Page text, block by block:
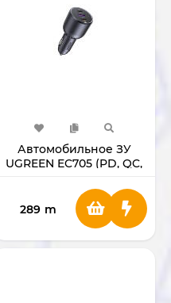
Автомобильное ЗУ
UGREEN EC705 (PD, QC,
289 m